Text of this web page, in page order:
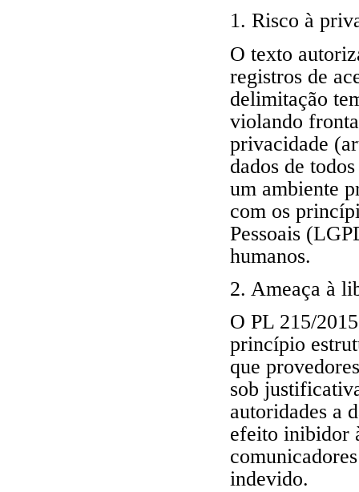
1. Risco à
O texto
registros de
delimitação
violando
privacidade
dados de
um ambiente
com os
Pessoais
humanos.
2. Ameaça à
O PL 215/
princípio
que
sob
autoridades a
efeito inibidor
indevido.